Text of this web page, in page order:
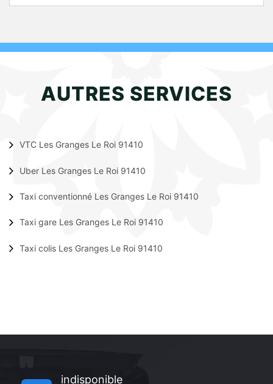
AUTRES SERVICES
VTC Les Granges Le Roi 91410
Uber Les Granges Le Roi 91410
Taxi conventionné Les Granges Le Roi 91410
Taxi gare Les Granges Le Roi 91410
Taxi colis Les Granges Le Roi 91410
indisponible